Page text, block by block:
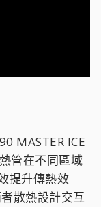
MASTER ICE
管在不同區域
提升傳熱效
散熱設計交互